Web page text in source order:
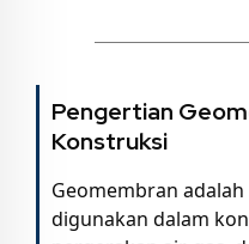
Pengertian
Konstruksi
Geomembran
digunakan dalam